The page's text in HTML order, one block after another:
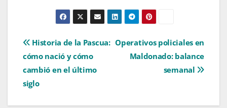
Navegación
de
entradas
Operativos policiales en
Maldonado: balance
semanal
Historia de la Pascua:
cómo nació y cómo
cambió en el último
siglo